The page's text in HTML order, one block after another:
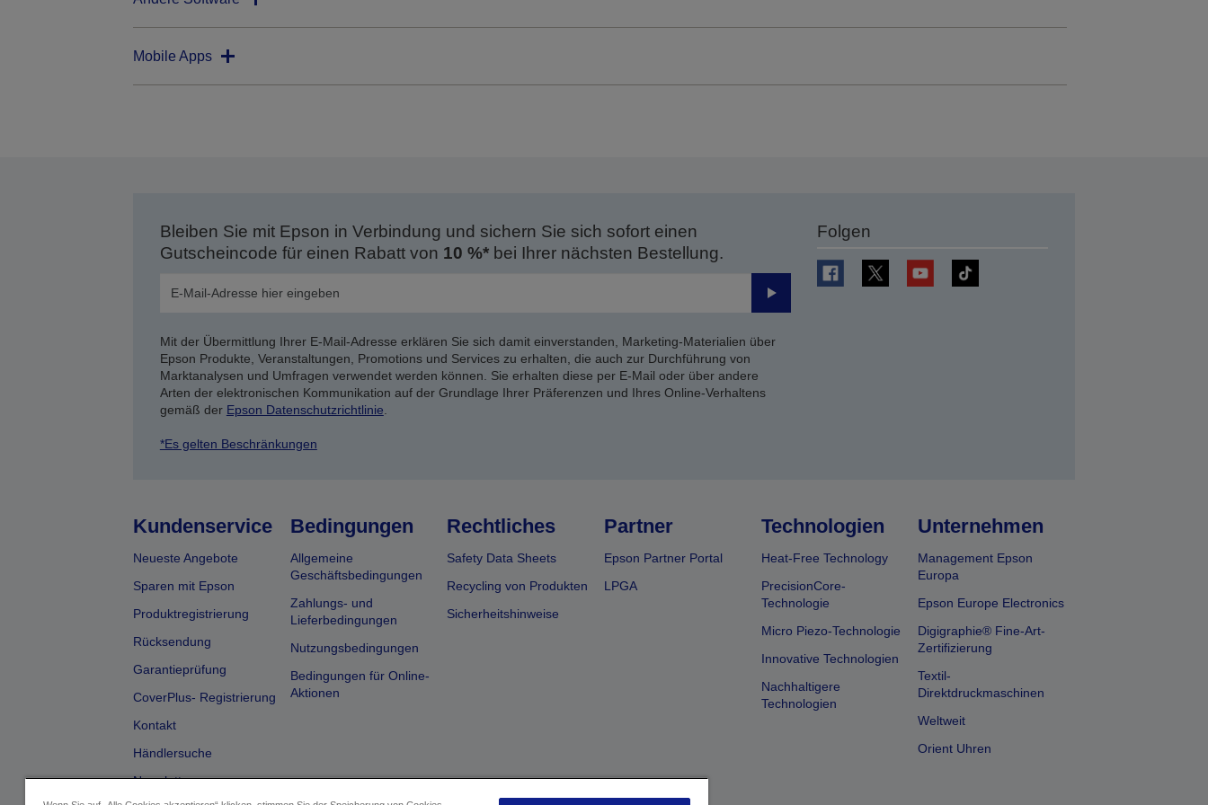
Mobile Apps
Bleiben Sie mit Epson in Verbindung und sichern Sie sich sofort einen
Gutscheincode für einen Rabatt von 10 %*bei Ihrer nächsten Bestellung.
Senden
Mit der Übermittlung Ihrer E-Mail-Adresse erklären Sie sich damit einverstanden, Marketing-Materialien über
Epson Produkte, Veranstaltungen, Promotions und Services zu erhalten, die auch zur Durchführung von
Marktanalysen und Umfragen verwendet werden können. Sie erhalten diese per E-Mail oder über andere
Arten der elektronischen Kommunikation auf der Grundlage Ihrer Präferenzen und Ihres Online-Verhaltens
gemäß der Epson Datenschutzrichtlinie.
*Es gelten Beschränkungen
Folgen
Kundenservice
Neueste Angebote
Sparen mit Epson
Produktregistrierung
Rücksendung
Garantieprüfung
CoverPlus- Registrierung
Kontakt
Händlersuche
Newsletter
Bedingungen
Allgemeine
Geschäftsbedingungen
Zahlungs- und
Lieferbedingungen
Nutzungsbedingungen
Bedingungen für Online-
Aktionen
Rechtliches
Safety Data Sheets
Recycling von Produkten
Sicherheitshinweise
Partner
Epson Partner Portal
LPGA
Technologien
Heat-Free Technology
PrecisionCore-
Technologie
Micro Piezo-Technologie
Innovative Technologien
Nachhaltigere
Technologien
Unternehmen
Management Epson
Europa
Epson Europe Electronics
Digigraphie® Fine-Art-
Zertifizierung
Textil-
Direktdruckmaschinen
Weltweit
Orient Uhren